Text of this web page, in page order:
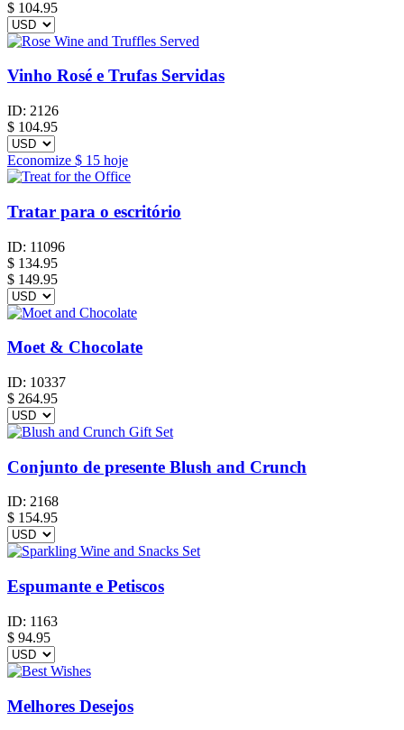
$ 104.95
Vinho Rosé e Trufas Servidas
ID: 2126
$ 104.95
Economize $ 15 hoje
Tratar para o escritório
ID: 11096
$ 134.95
$ 149.95
Moet & Chocolate
ID: 10337
$ 264.95
Conjunto de presente Blush and Crunch
ID: 2168
$ 154.95
Espumante e Petiscos
ID: 1163
$ 94.95
Melhores Desejos